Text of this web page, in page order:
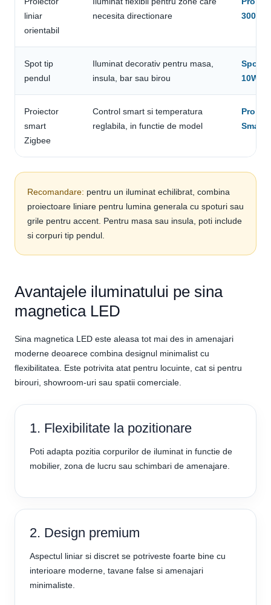
liniar
orientabil
necesita directionare
3000K
Spot tip
pendul
Iluminat decorativ pentru masa,
insula, bar sau birou
Spot
10W
Proiector
smart
Zigbee
Control smart si temperatura
reglabila, in functie de model
Smart
Recomandare: pentru un iluminat echilibrat, combina
proiectoare liniare pentru lumina generala cu spoturi sau
grile pentru accent. Pentru masa sau insula, poti include
si corpuri tip pendul.
Avantajele iluminatului pe sina
magnetica LED
Sina magnetica LED este aleasa tot mai des in amenajari
moderne deoarece combina designul minimalist cu
flexibilitatea. Este potrivita atat pentru locuinte, cat si pentru
birouri, showroom-uri sau spatii comerciale.
1. Flexibilitate la pozitionare
Poti adapta pozitia corpurilor de iluminat in functie de
mobilier, zona de lucru sau schimbari de amenajare.
2. Design premium
Aspectul liniar si discret se potriveste foarte bine cu
interioare moderne, tavane false si amenajari
minimaliste.